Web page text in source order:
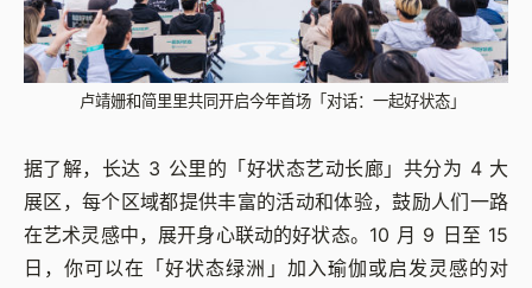
卢靖姗和简里里共同开启今年首场「对话：一起好状态」
据了解，长达 3 公里的「好状态艺动长廊」共分为 4 大
展区，每个区域都提供丰富的活动和体验，鼓励人们一路
在艺术灵感中，展开身心联动的好状态。10 月 9 日至 15
日，你可以在「好状态绿洲」加入瑜伽或启发灵感的对